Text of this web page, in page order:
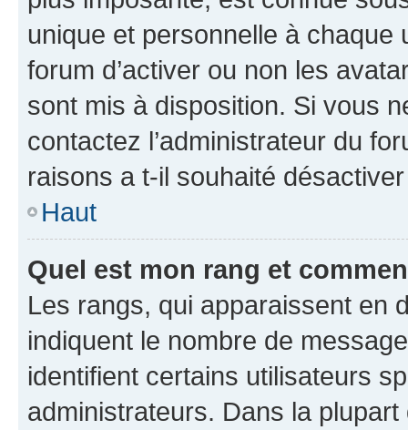
unique et personnelle à chaque
forum d’activer ou non les
sont mis à disposition. Si vous
contactez l’administrateur du
raisons a t-il souhaité
Haut
Quel est mon rang et
Les rangs, qui apparaissent en
indiquent le nombre de
identifient certains utilisateurs
administrateurs. Dans la